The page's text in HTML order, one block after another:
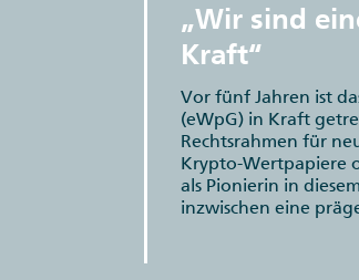
„Wir sind
Kraft“
Vor fünf Jahren ist
(eWpG) in Kraft
Rechtsrahmen für
Krypto-Wertpapiere
als Pionierin in
inzwischen eine